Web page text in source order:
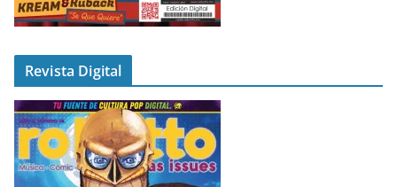
Revista Digital